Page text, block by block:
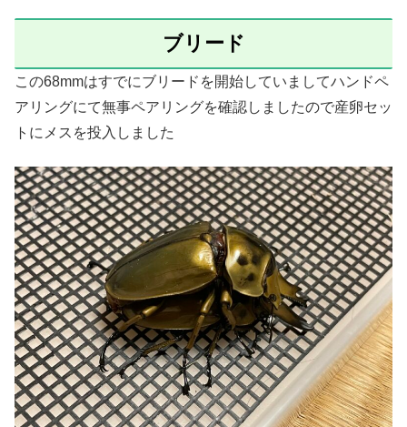
ブリード
この68mmはすでにブリードを開始していましてハンドペ
アリングにて無事ペアリングを確認しましたので産卵セッ
トにメスを投入しました